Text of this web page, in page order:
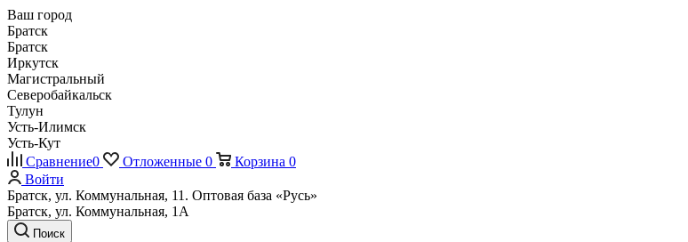
Ваш город
Братск
Братск
Иркутск
Магистральный
Северобайкальск
Тулун
Усть-Илимск
Усть-Кут
Сравнение0 Отложенные 0 Корзина 0
Войти
Братск, ул. Коммунальная, 11. Оптовая база «Русь»
Братск, ул. Коммунальная, 1А
Поиск